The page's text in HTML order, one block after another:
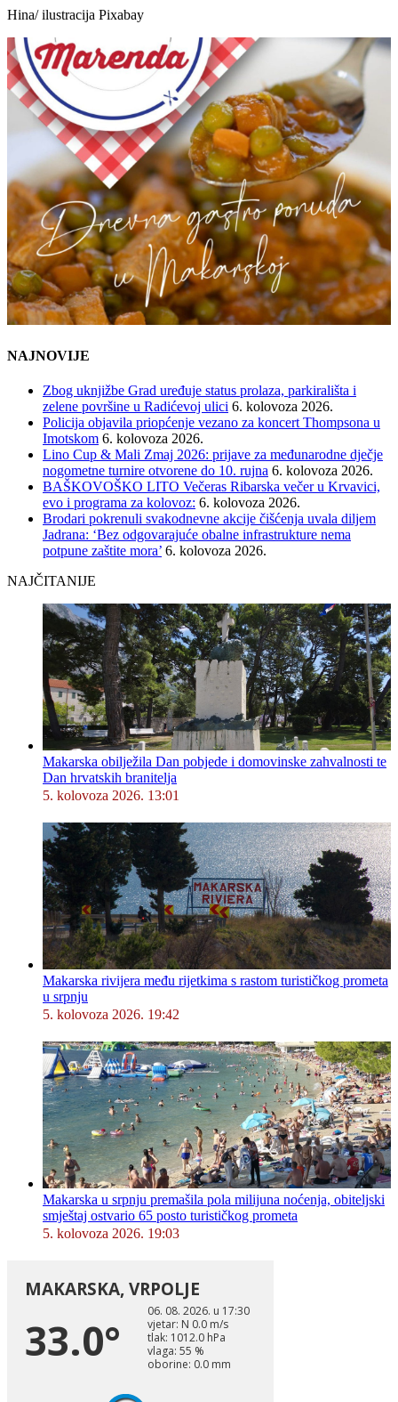
Hina/ ilustracija Pixabay
NAJNOVIJE
Zbog uknjižbe Grad uređuje status prolaza, parkirališta i
zelene površine u Radićevoj ulici 6. kolovoza 2026.
Policija objavila priopćenje vezano za koncert Thompsona u
Imotskom 6. kolovoza 2026.
Lino Cup & Mali Zmaj 2026: prijave za međunarodne dječje
nogometne turnire otvorene do 10. rujna 6. kolovoza 2026.
BAŠKOVOŠKO LITO Večeras Ribarska večer u Krvavici,
evo i programa za kolovoz: 6. kolovoza 2026.
Brodari pokrenuli svakodnevne akcije čišćenja uvala diljem
Jadrana: ‘Bez odgovarajuće obalne infrastrukture nema
potpune zaštite mora’ 6. kolovoza 2026.
NAJČITANIJE
Makarska obilježila Dan pobjede i domovinske zahvalnosti te
Dan hrvatskih branitelja
5. kolovoza 2026. 13:01
Makarska rivijera među rijetkima s rastom turističkog prometa
u srpnju
5. kolovoza 2026. 19:42
Makarska u srpnju premašila pola milijuna noćenja, obiteljski
smještaj ostvario 65 posto turističkog prometa
5. kolovoza 2026. 19:03